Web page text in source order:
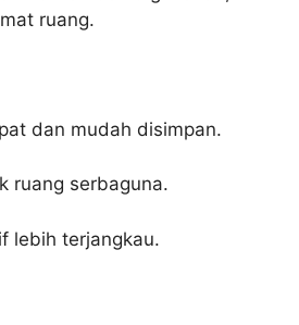
ruang.
dan mudah disimpan.
ruang serbaguna.
lebih terjangkau.